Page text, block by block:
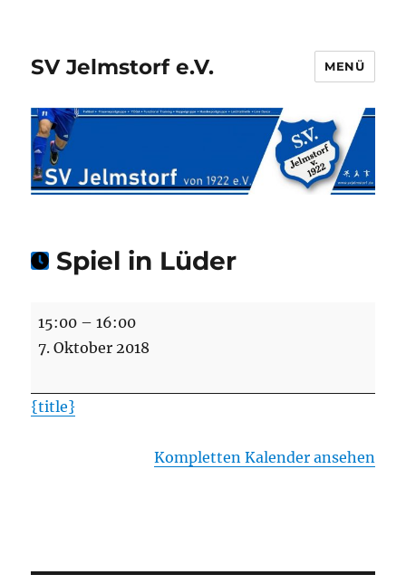
SV Jelmstorf e.V. MENÜ
Spiel in Lüder
15:00 –16:00
7. Oktober 2018
{title}
Kompletten Kalender ansehen